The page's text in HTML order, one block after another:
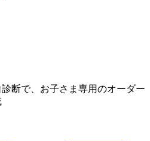
断で、お子さま専用のオーダー